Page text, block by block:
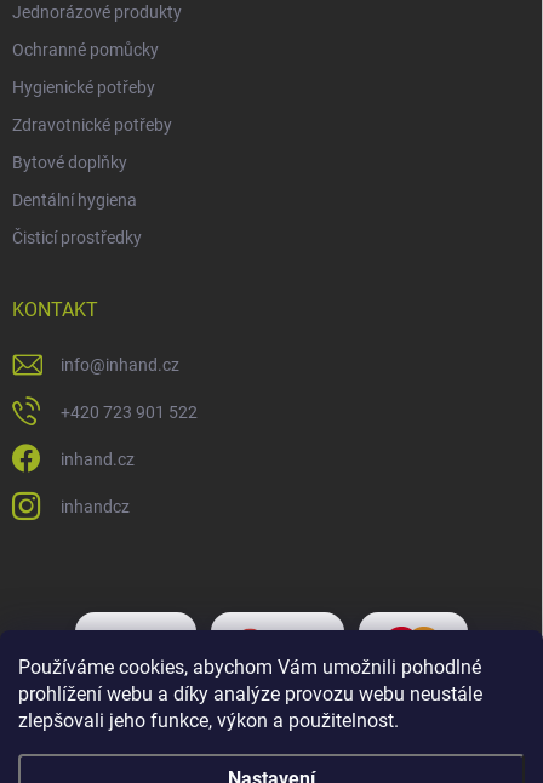
Používáme cookies, abychom Vám umožnili pohodlné
prohlížení webu a díky analýze provozu webu neustále
zlepšovali jeho funkce, výkon a použitelnost.
Jednorázové produkty
Ochranné pomůcky
Hygienické potřeby
Zdravotnické potřeby
Bytové doplňky
Dentální hygiena
Čisticí prostředky
KONTAKT
info@inhand.cz
+420 723 901 522
inhand.cz
inhandcz